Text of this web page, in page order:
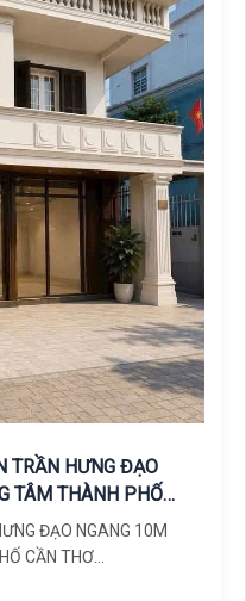
TRẦN HƯNG ĐẠO
TÂM THÀNH PHỐ
ĐẠO NGANG 10M
CẦN THƠ